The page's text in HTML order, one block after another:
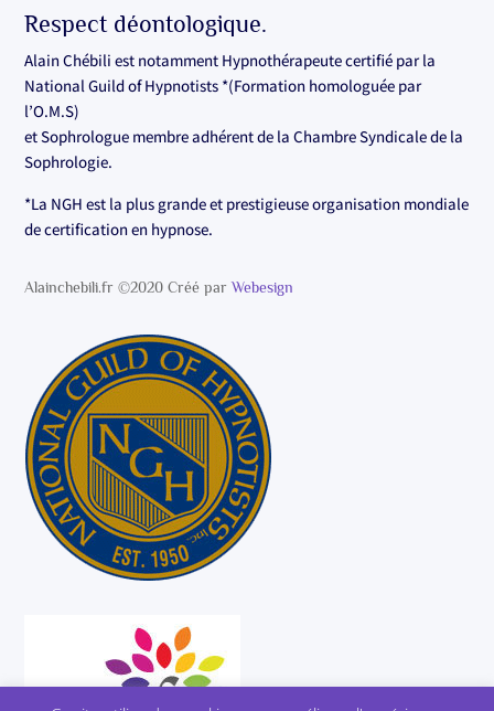
Respect déontologique.
Alain Chébili est notamment Hypnothérapeute certifié par la
National Guild of Hypnotists *(Formation homologuée par
l’O.M.S)
et Sophrologue membre adhérent de la Chambre Syndicale de la
Sophrologie.
*La NGH est la plus grande et prestigieuse organisation mondiale
de certification en hypnose.
Alainchebili.fr ©2020 Créé parWebesign